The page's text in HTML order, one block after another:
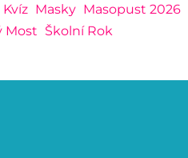
Kvíz Masky Masopust 2026
Most Školní Rok